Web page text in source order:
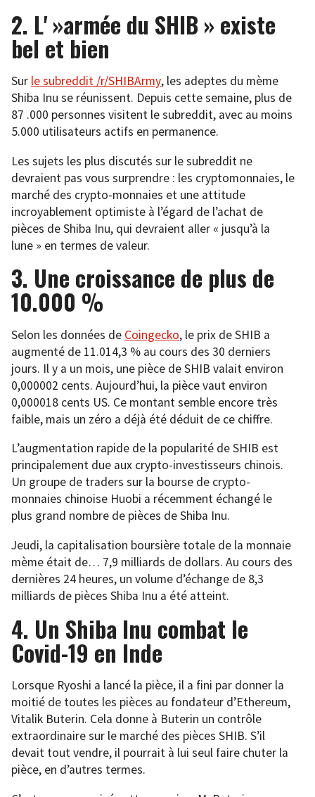
2. L' »armée du SHIB » existe
bel et bien
Sur le subreddit /r/SHIBArmy, les adeptes du mème
Shiba Inu se réunissent. Depuis cette semaine, plus de
87 .000 personnes visitent le subreddit, avec au moins
5.000 utilisateurs actifs en permanence.
Les sujets les plus discutés sur le subreddit ne
devraient pas vous surprendre : les cryptomonnaies, le
marché des crypto-monnaies et une attitude
incroyablement optimiste à l’égard de l’achat de
pièces de Shiba Inu, qui devraient aller « jusqu’à la
lune » en termes de valeur.
3. Une croissance de plus de
10.000 %
Selon les données de Coingecko, le prix de SHIB a
augmenté de 11.014,3 % au cours des 30 derniers
jours. Il y a un mois, une pièce de SHIB valait environ
0,000002 cents. Aujourd’hui, la pièce vaut environ
0,000018 cents US. Ce montant semble encore très
faible, mais un zéro a déjà été déduit de ce chiffre.
L’augmentation rapide de la popularité de SHIB est
principalement due aux crypto-investisseurs chinois.
Un groupe de traders sur la bourse de crypto-
monnaies chinoise Huobi a récemment échangé le
plus grand nombre de pièces de Shiba Inu.
Jeudi, la capitalisation boursière totale de la monnaie
mème était de… 7,9 milliards de dollars. Au cours des
dernières 24 heures, un volume d’échange de 8,3
milliards de pièces Shiba Inu a été atteint.
4. Un Shiba Inu combat le
Covid-19 en Inde
Lorsque Ryoshi a lancé la pièce, il a fini par donner la
moitié de toutes les pièces au fondateur d’Ethereum,
Vitalik Buterin. Cela donne à Buterin un contrôle
extraordinaire sur le marché des pièces SHIB. S’il
devait tout vendre, il pourrait à lui seul faire chuter la
pièce, en d’autres termes.